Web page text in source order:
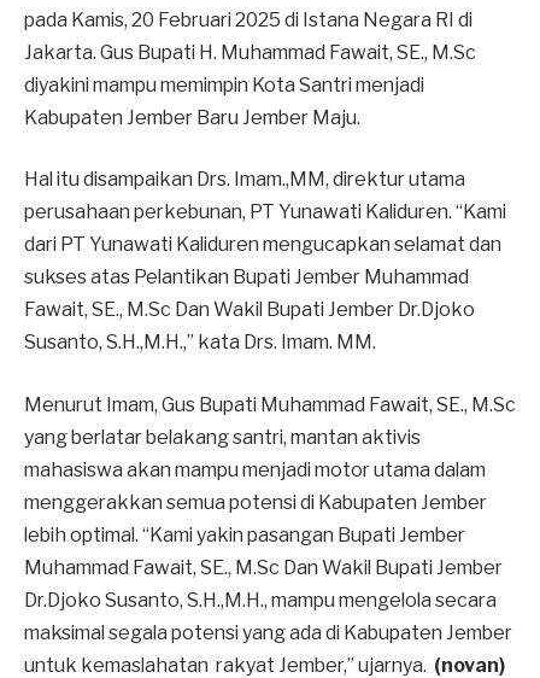
pada Kamis, 20 Februari 2025 di Istana Negara RI di
Jakarta. Gus Bupati H. Muhammad Fawait, SE., M.Sc
diyakini mampu memimpin Kota Santri menjadi
Kabupaten Jember Baru Jember Maju.
Hal itu disampaikan Drs. Imam.,MM, direktur utama
perusahaan perkebunan, PT Yunawati Kaliduren. “Kami
dari PT Yunawati Kaliduren mengucapkan selamat dan
sukses atas Pelantikan Bupati Jember Muhammad
Fawait, SE., M.Sc Dan Wakil Bupati Jember Dr.Djoko
Susanto, S.H.,M.H.,” kata Drs. Imam. MM.
Menurut Imam, Gus Bupati Muhammad Fawait, SE., M.Sc
yang berlatar belakang santri, mantan aktivis
mahasiswa akan mampu menjadi motor utama dalam
menggerakkan semua potensi di Kabupaten Jember
lebih optimal. “Kami yakin pasangan Bupati Jember
Muhammad Fawait, SE., M.Sc Dan Wakil Bupati Jember
Dr.Djoko Susanto, S.H.,M.H., mampu mengelola secara
maksimal segala potensi yang ada di Kabupaten Jember
untuk kemaslahatan rakyat Jember,” ujarnya. (novan)